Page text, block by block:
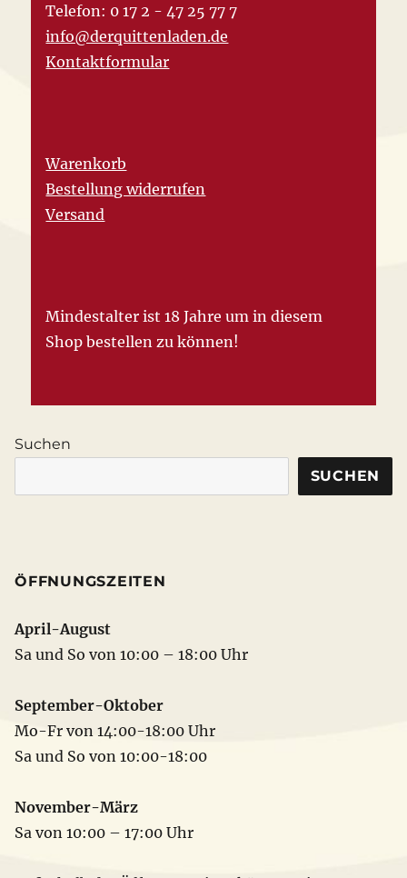
Telefon: 0 17 2 - 47 25 77 7
info@derquittenladen.de
Kontaktformular
Warenkorb
Bestellung widerrufen
Versand
Mindestalter ist 18 Jahre um in diesem
Shop bestellen zu können!
Suchen
SUCHEN
ÖFFNUNGSZEITEN
April-August
Sa und So von 10:00 – 18:00 Uhr
September-Oktober
Mo-Fr von 14:00-18:00 Uhr
Sa und So von 10:00-18:00
November-März
Sa von 10:00 – 17:00 Uhr